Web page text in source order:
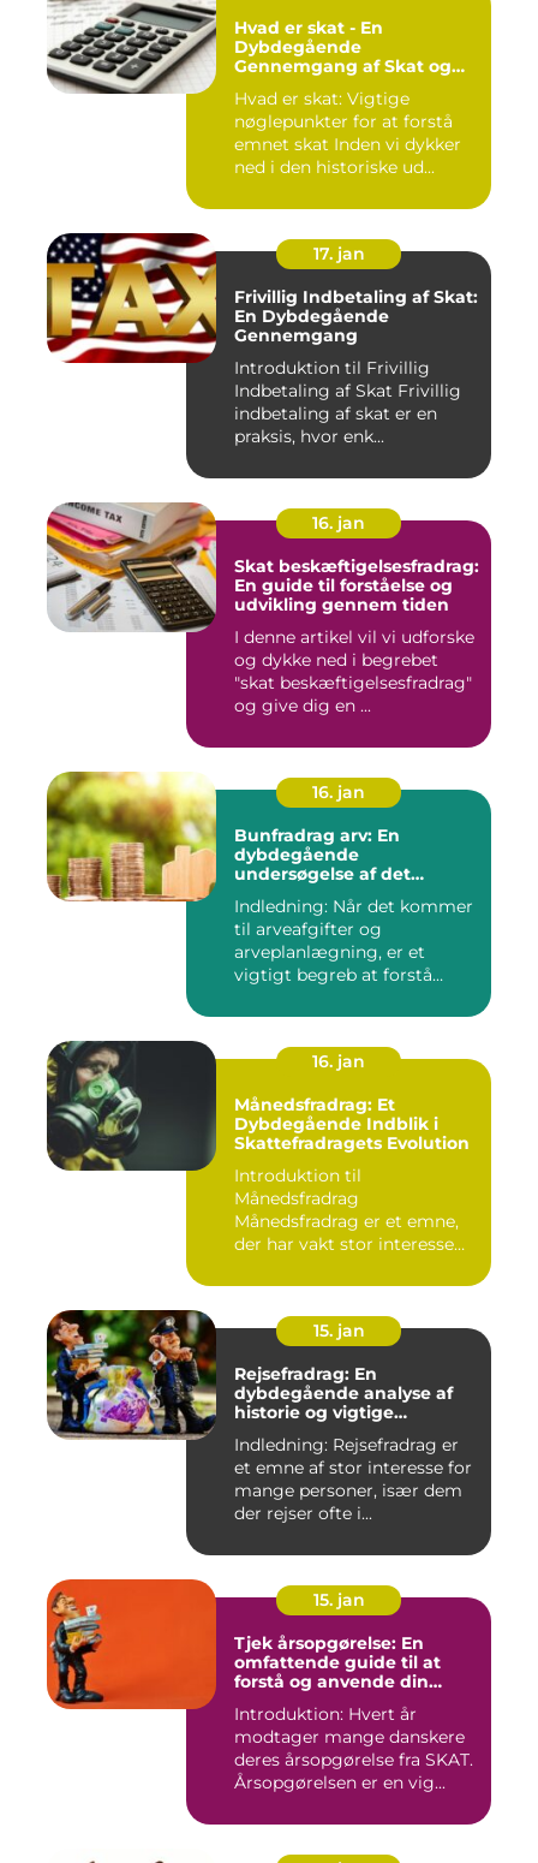
Hvad er skat - En
Dybdegående
Gennemgang af Skat og
Tid
Hvad er skat: Vigtige
nøglepunkter for at forstå
emnet skat Inden vi dykker
ned i den historiske ud...
17. jan
Frivillig Indbetaling af Skat:
En Dybdegående
Gennemgang
Introduktion til Frivillig
Indbetaling af Skat Frivillig
indbetaling af skat er en
praksis, hvor enk...
16. jan
Skat beskæftigelsesfradrag:
En guide til forståelse og
udvikling gennem tiden
I denne artikel vil vi udforske
og dykke ned i begrebet
"skat beskæftigelsesfradrag"
og give dig en ...
16. jan
Bunfradrag arv: En
dybdegående
undersøgelse af det
Indledning: Når det kommer
til arveafgifter og
arveplanlægning, er et
vigtigt begreb at forstå
16. jan
Månedsfradrag: Et
Dybdegående Indblik i
Skattefradragets Evolution
Introduktion til
Månedsfradrag
Månedsfradrag er et emne,
der har vakt stor interesse
15. jan
Rejsefradrag: En
dybdegående analyse af
historie og vigtige
Indledning: Rejsefradrag er
et emne af stor interesse for
mange personer, især dem
der rejser ofte i...
15. jan
Tjek årsopgørelse: En
omfattende guide til at
forstå og anvende din
Introduktion: Hvert år
modtager mange danskere
deres årsopgørelse fra SKAT.
Årsopgørelsen er en vig...